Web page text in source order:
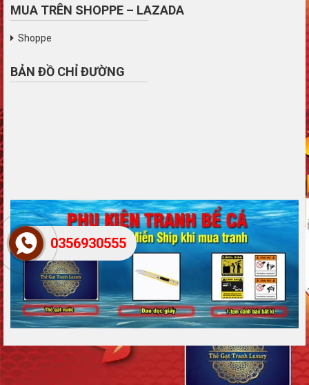
MUA TRÊN SHOPPE – LAZADA
Shoppe
BẢN ĐỒ CHỈ ĐƯỜNG
0356930555